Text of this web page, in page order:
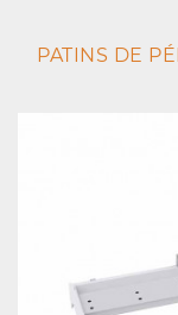
PATINS DE